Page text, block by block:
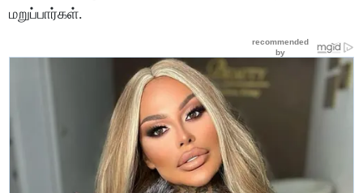
மறுப்பார்கள்.